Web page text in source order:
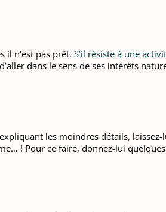
il n'est pas prêt. S’il résiste à une
dans le sens de ses intérêts
les moindres détails, laissez-
! Pour ce faire, donnez-lui quelques